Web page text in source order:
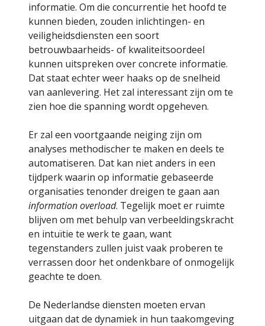
informatie. Om die concurrentie het hoofd te
kunnen bieden, zouden inlichtingen- en
veiligheidsdiensten een soort
betrouwbaarheids- of kwaliteitsoordeel
kunnen uitspreken over concrete informatie.
Dat staat echter weer haaks op de snelheid
van aanlevering. Het zal interessant zijn om te
zien hoe die spanning wordt opgeheven.
Er zal een voortgaande neiging zijn om
analyses methodischer te maken en deels te
automatiseren. Dat kan niet anders in een
tijdperk waarin op informatie gebaseerde
organisaties tenonder dreigen te gaan aan
information overload. Tegelijk moet er ruimte
blijven om met behulp van verbeeldingskracht
en intuïtie te werk te gaan, want
tegenstanders zullen juist vaak proberen te
verrassen door het ondenkbare of onmogelijk
geachte te doen.
De Nederlandse diensten moeten ervan
uitgaan dat de dynamiek in hun taakomgeving